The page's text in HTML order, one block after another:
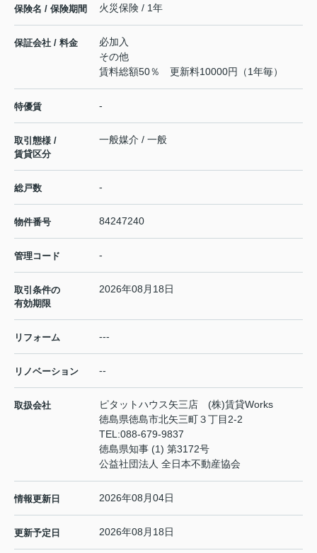
保険名 / 保険期間 火災保険 / 1年
保証会社 / 料金
必加入
その他
賃料総額50％ 更新料10000円（1年毎）
特優賃 -
取引態様 /
賃貸区分
一般媒介 / 一般
総戸数 -
物件番号 84247240
管理コード -
取引条件の
有効期限
2026年08月18日
リフォーム ---
リノベーション --
取扱会社
ピタットハウス矢三店 (株)賃貸Works
徳島県徳島市北矢三町３丁目2-2
TEL:088-679-9837
徳島県知事 (1) 第3172号
公益社団法人 全日本不動産協会
情報更新日 2026年08月04日
更新予定日 2026年08月18日